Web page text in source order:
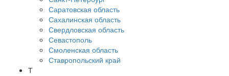
Саратовская область
Сахалинская область
Свердловская область
Севастополь
Смоленская область
Ставропольский край
Т